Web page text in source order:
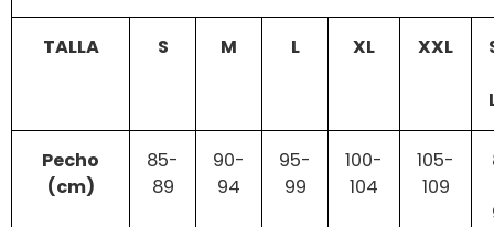
TALLA S M L XL XXL
Pecho
(cm)
85-
89
90-
94
95-
99
100-
104
105-
109